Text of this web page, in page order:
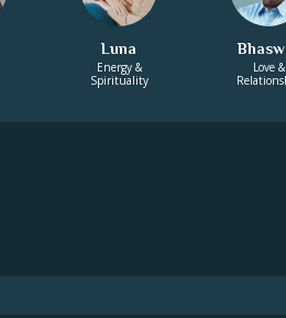
Luna
Energy &
Spirituality
Love &